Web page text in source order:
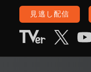
見逃し配信